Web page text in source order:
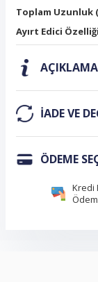
Toplam Uzunluk
Ayırt Edici Özelliği
AÇIKLAMA
IADE VE
ÖDEME
Kredi